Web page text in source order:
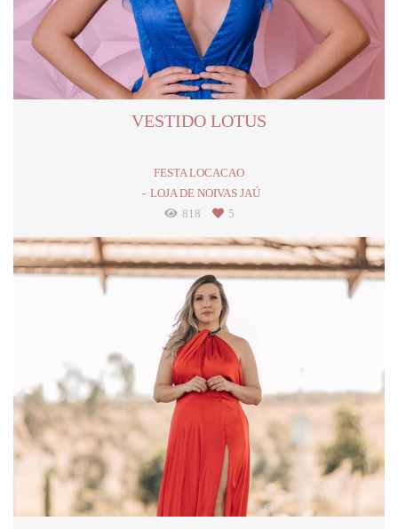
VESTIDO LOTUS
FESTA LOCACAO
LOJA DE NOIVAS JAÚ
818
5